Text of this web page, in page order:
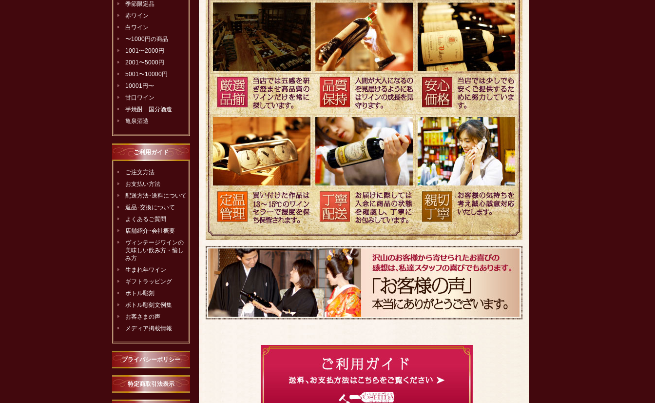
季節限定品
赤ワイン
白ワイン
〜1000円の商品
1001〜2000円
2001〜5000円
5001〜10000円
10001円〜
甘口ワイン
芋焼酎 国分酒造
亀泉酒造
ご利用ガイド
ご注文方法
お支払い方法
配送方法･送料について
返品･交換について
よくあるご質問
店舗紹介･会社概要
ヴィンテージワインの
美味しい飲み方・愉し
み方
生まれ年ワイン
ギフトラッピング
ボトル彫刻
ボトル彫刻文例集
お客さまの声
メディア掲載情報
プライバシーポリシー
特定商取引法表示